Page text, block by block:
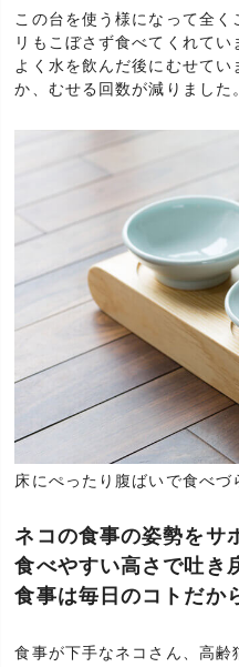
この台を使う様になって全
リもこぼさず食べてくれてい
よく水を飲んだ後にむせて
か、むせる回数が減りました
床にぺったり腹ばいで食べづ
ネコの食事の姿勢をサ
食べやすい高さで吐き
食事は毎日のコトだか
食事が下手なネコさん、高齢